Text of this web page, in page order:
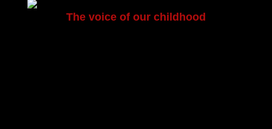
The voice of our childhood